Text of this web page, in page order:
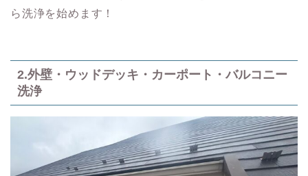
ら洗浄を始めます！
2.外壁・ウッドデッキ・カーポート・バルコニー
洗浄